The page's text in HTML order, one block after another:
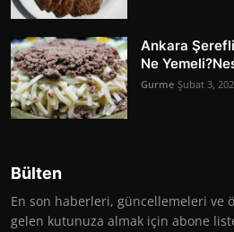
Ankara
Ne
Gurme Şubat 3,
Bülten
En son haberleri, güncellemeleri ve
gelen kutunuza almak için abone